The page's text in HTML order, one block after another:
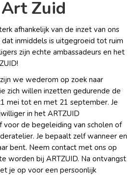
Zuid
afhankelijk van de inzet van ons
inmiddels is uitgegroeid tot ruim
zijn echte ambassadeurs en het
we wederom op zoek naar
zich willen inzetten gedurende de
mei tot en met 21 september. Je
in het ARTZUID
voor de begeleiding van scholen of
Je bepaalt zelf wanneer en
bent. Neem contact met ons op
worden bij ARTZUID. Na ontvangst
je op voor een persoonlijk